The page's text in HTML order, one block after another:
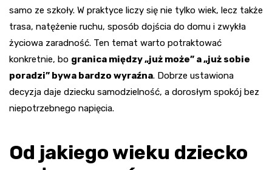
samo ze szkoły. W praktyce liczy się nie tylko wiek, lecz także
trasa, natężenie ruchu, sposób dojścia do domu i zwykła
życiowa zaradność. Ten temat warto potraktować
konkretnie, bo granica między „już może” a „już sobie
poradzi” bywa bardzo wyraźna. Dobrze ustawiona
decyzja daje dziecku samodzielność, a dorosłym spokój bez
niepotrzebnego napięcia.
Od jakiego wieku dziecko